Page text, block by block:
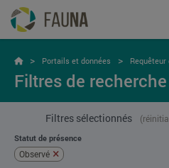
> Portails et données > Requêteur
Filtres de recherche
Filtres sélectionnés
Statut de présence
Observé